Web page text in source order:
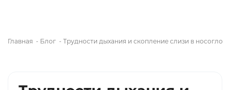
Главная - Блог - Трудности дыхания и скопление слизи в